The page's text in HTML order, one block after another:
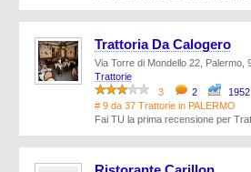
Trattoria Da Calogero
Via Torre di Mondello 22, Palermo,
Trattorie
3
2
1952
# 9 da 37 Trattorie in PALERMO
Fai TU la prima recensione per